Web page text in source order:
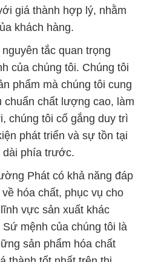
giá thành hợp lý, nhằm
khách hàng.
tắc quan trọng
của chúng tôi. Chúng tôi
phẩm mà chúng tôi cung
chuẩn chất lượng cao, làm
chúng tôi cố gắng duy trì
phát triển và sự tồn tại
phía trước.
Phát có khả năng đáp
hóa chất, phục vụ cho
vực sản xuất khác
mệnh của chúng tôi là
sản phẩm hóa chất